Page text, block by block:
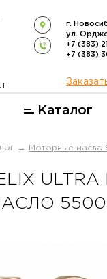
г.
ул.
+7 (383)
+7 (383)
Каталог
→ Моторные масла